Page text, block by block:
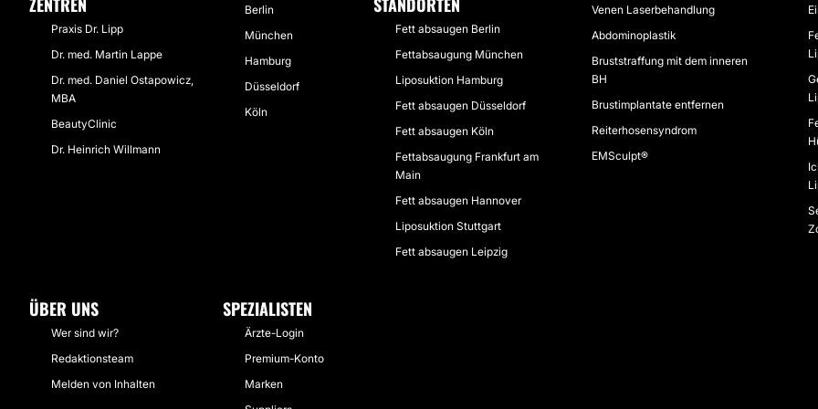
Praxis Dr. Lipp
Dr. med. Martin Lappe
Dr. med. Daniel Ostapowicz,
MBA
BeautyClinic
Dr. Heinrich Willmann
Berlin
München
Hamburg
Düsseldorf
Köln
Fett absaugen Berlin
Fettabsaugung München
Liposuktion Hamburg
Fett absaugen Düsseldorf
Fett absaugen Köln
Fettabsaugung Frankfurt am
Main
Fett absaugen Hannover
Liposuktion Stuttgart
Fett absaugen Leipzig
Venen Laserbehandlung
Abdominoplastik
Bruststraffung mit dem inneren
BH
Brustimplantate entfernen
Reiterhosensyndrom
EMSculpt®
ÜBER UNS
Wer sind wir?
Redaktionsteam
Melden von Inhalten
SPEZIALISTEN
Ärzte-Login
Premium-Konto
Marken